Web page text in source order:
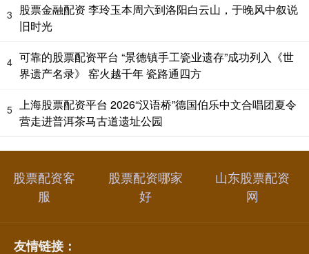
3
股票金融配资 李玲玉本周六到洛阳白云山，于晚风中叙说
旧时光
4 可靠的股票配资平台 “景德镇手工瓷业遗存”成功列入《世
界遗产名录》 窑火越千年 瓷路通四方
5
上海股票配资平台 2026“汉语桥”德国伯乐中文合唱团夏令
营走进普洱茶马古道遗址公园
股票配资客
服
股票配资哪家
好
山东股票配资
网
友情链接：